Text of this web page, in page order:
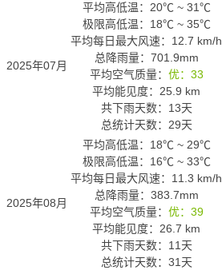
2025年07月
平均高低温： 20℃ ~ 31℃
极限高低温： 18℃ ~ 35℃
平均每日最大风速：12.7 km/h
总降雨量：701.9mm
平均空气质量： 优：33
平均能见度：25.9 km
共下雨天数：13天
总统计天数：29天
2025年08月
平均高低温： 18℃ ~ 29℃
极限高低温： 16℃ ~ 33℃
平均每日最大风速：11.3 km/h
总降雨量：383.7mm
平均空气质量： 优：39
平均能见度：26.7 km
共下雨天数：11天
总统计天数：31天